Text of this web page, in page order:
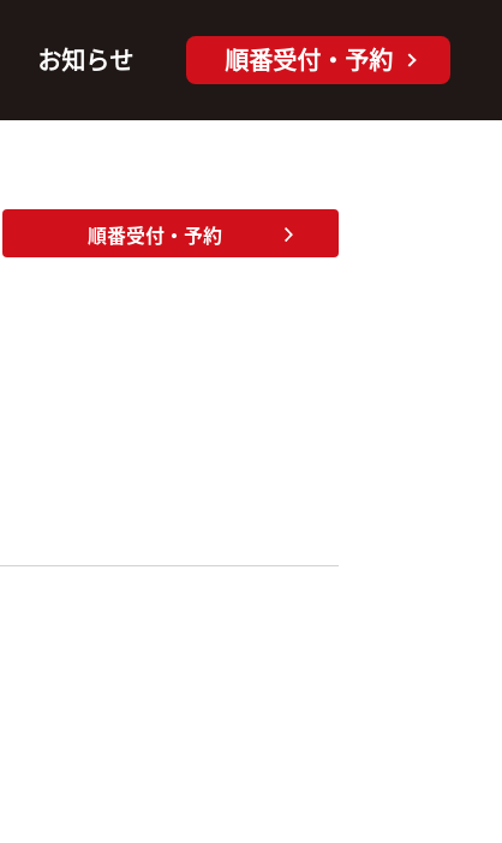
お知らせ 順番受付・予約
順番受付・予約